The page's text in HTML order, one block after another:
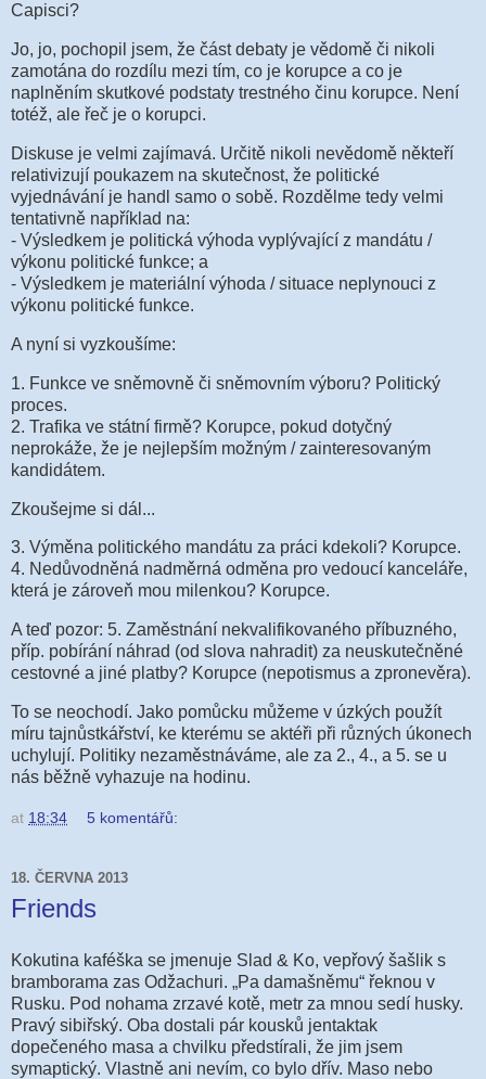
Capisci?
Jo, jo, pochopil jsem, že část debaty je vědomě či nikoli
zamotána do rozdílu mezi tím, co je korupce a co je
naplněním skutkové podstaty trestného činu korupce. Není
totéž, ale řeč je o korupci.
Diskuse je velmi zajímavá. Určitě nikoli nevědomě někteří
relativizují poukazem na skutečnost, že politické
vyjednávání je handl samo o sobě. Rozdělme tedy velmi
tentativně například na:
- Výsledkem je politická výhoda vyplývající z mandátu /
výkonu politické funkce; a
- Výsledkem je materiální výhoda / situace neplynouci z
výkonu politické funkce.
A nyní si vyzkoušíme:
1. Funkce ve sněmovně či sněmovním výboru? Politický
proces.
2. Trafika ve státní firmě? Korupce, pokud dotyčný
neprokáže, že je nejlepším možným / zainteresovaným
kandidátem.
Zkoušejme si dál...
3. Výměna politického mandátu za práci kdekoli? Korupce.
4. Nedůvodněná nadměrná odměna pro vedoucí kanceláře,
která je zároveň mou milenkou? Korupce.
A teď pozor: 5. Zaměstnání nekvalifikovaného příbuzného,
příp. pobírání náhrad (od slova nahradit) za neuskutečněné
cestovné a jiné platby? Korupce (nepotismus a zpronevěra).
To se neochodí. Jako pomůcku můžeme v úzkých použít
míru tajnůstkářství, ke kterému se aktéři při různých úkonech
uchylují. Politiky nezaměstnáváme, ale za 2., 4., a 5. se u
nás běžně vyhazuje na hodinu.
at 18:34 5 komentářů:
18. ČERVNA 2013
Friends
Kokutina kaféška se jmenuje Slad & Ko, vepřový šašlik s
bramborama zas Odžachuri. „Pa damašněmu“ řeknou v
Rusku. Pod nohama zrzavé kotě, metr za mnou sedí husky.
Pravý sibiřský. Oba dostali pár kousků jentaktak
dopečeného masa a chvilku předstírali, že jim jsem
symaptický. Vlastně ani nevím, co bylo dřív. Maso nebo